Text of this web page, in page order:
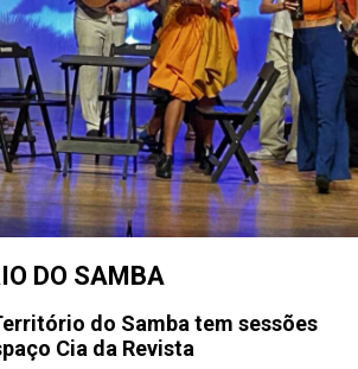
DO SAMBA
do Samba tem sessões
Cia da Revista